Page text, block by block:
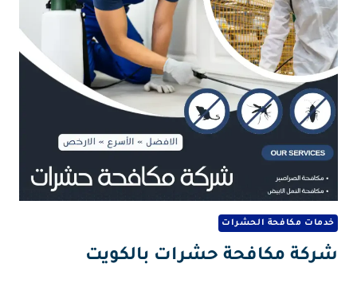
خدمات مكافحة الحشرات
شركة مكافحة حشرات بالكويت